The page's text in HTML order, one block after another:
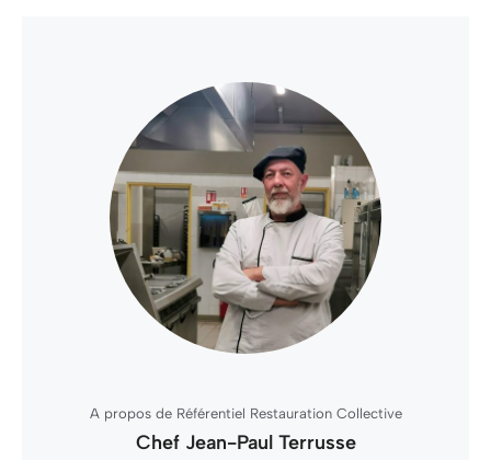
A propos de Référentiel Restauration Collective
Chef Jean-Paul Terrusse